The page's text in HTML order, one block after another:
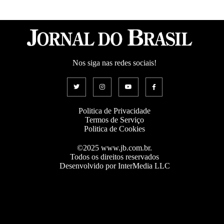
Nos siga nas redes sociais!
Politica de Privacidade
Termos de Serviço
Politica de Cookies
©2025 www.jb.com.br.
Todos os direitos reservados
Desenvolvido por InterMedia LLC